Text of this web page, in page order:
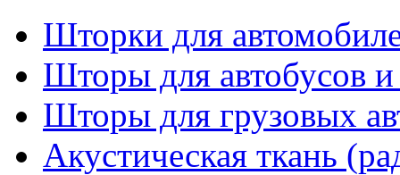
Шторки для
Шторы для автобусов
Шторы для грузовых
Акустическая ткань